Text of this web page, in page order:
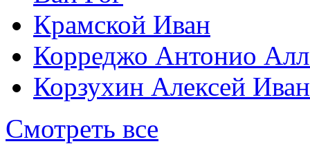
Крамской Иван
Корреджо Антонио
Корзухин Алексей
Смотреть все